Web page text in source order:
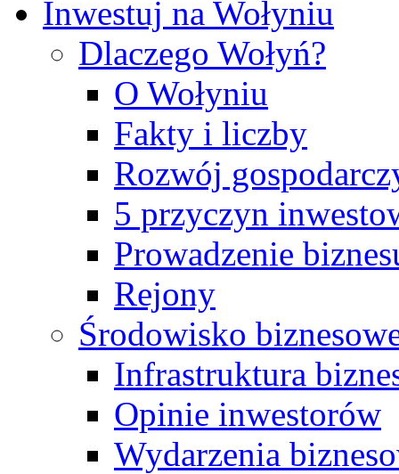
Inwestuj na Wołyniu
Dlaczego Wołyń?
O Wołyniu
Fakty i liczby
Rozwój
5 przyczyn
Prowadzenie
Rejony
Środowisko
Infrastruktura
Opinie inwestorów
Wydarzenia